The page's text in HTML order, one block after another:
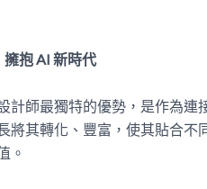
擁抱AI 新時代
計師最獨特的優勢，是作為連
將其轉化、豐富，使其貼合不
。